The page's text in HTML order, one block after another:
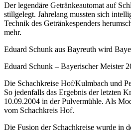
Der legendäre Getränkeautomat auf
stillgelegt. Jahrelang mussten sich
Technik des Getränkespenders
mehr.
Eduard Schunk aus Bayreuth wird
Eduard Schunk – Bayerischer Meister
Die Schachkreise Hof/Kulmbach und
So jedenfalls das Ergebnis der letzten
10.09.2004 in der Pulvermühle. Als
vom Schachkreis Hof.
Die Fusion der Schachkreise wurde in